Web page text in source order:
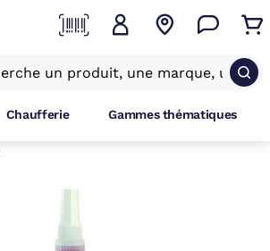
Chaufferie Gammes thématiques